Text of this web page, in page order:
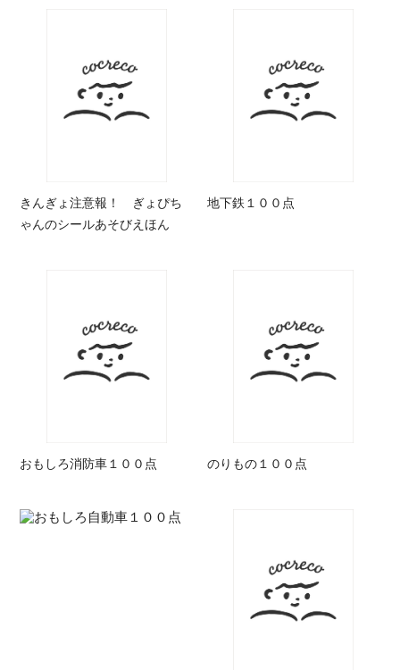
きんぎょ注意報！ ぎょぴち
ゃんのシールあそびえほん
地下鉄１００点
おもしろ消防車１００点 のりもの１００点